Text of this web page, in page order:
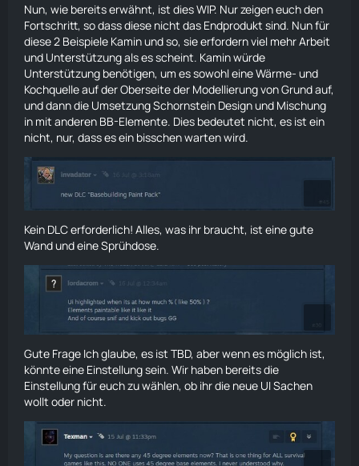
Nun, wie bereits erwähnt, ist dies WIP. Nur zeigen euch den
Fortschritt, so dass diese nicht das Endprodukt sind. Nun für
diese 2 Beispiele Kamin und so, sie erfordern viel mehr Arbeit
und Unterstützung als es scheint. Kamin würde
Unterstützung benötigen, um es sowohl eine Wärme- und
Kochquelle auf der Oberseite der Modellierung von Grund auf,
und dann die Umsetzung Schornstein Design und Mischung
in mit anderen BB-Elemente. Dies bedeutet nicht, es ist ein
nicht, nur, dass es ein bisschen warten wird.
Kein DLC erforderlich! Alles, was ihr braucht, ist eine gute
Wand und eine Sprühdose.
Gute Frage Ich glaube, es ist TBD, aber wenn es möglich ist,
könnte eine Einstellung sein. Wir haben bereits die
Einstellung für euch zu wählen, ob ihr die neue UI Sachen
wollt oder nicht.